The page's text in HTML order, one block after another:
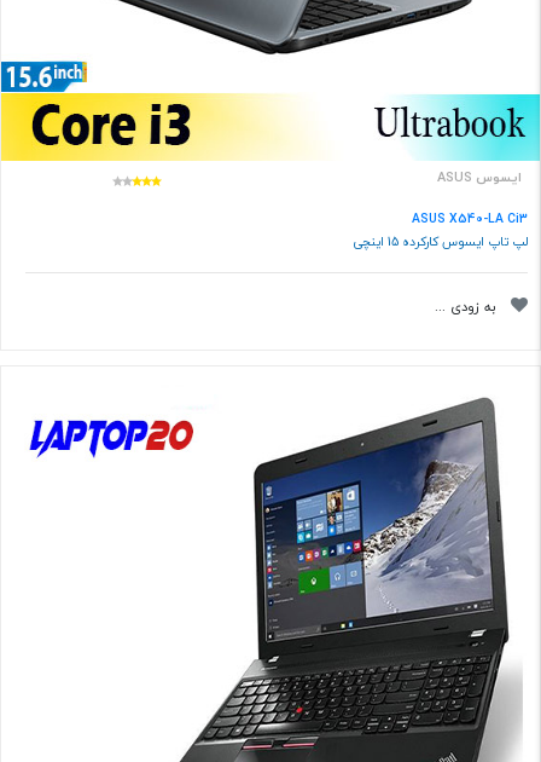
ایسوس ASUS
ASUS X540-LA Ci3
لپ تاپ ایسوس کارکرده 15 اینچی
به زودی ...